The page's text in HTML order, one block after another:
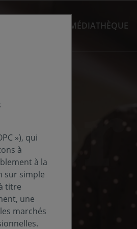
MÉDIATHÈQUE
»), qui
à
à la
sur simple
titre
une
marchés